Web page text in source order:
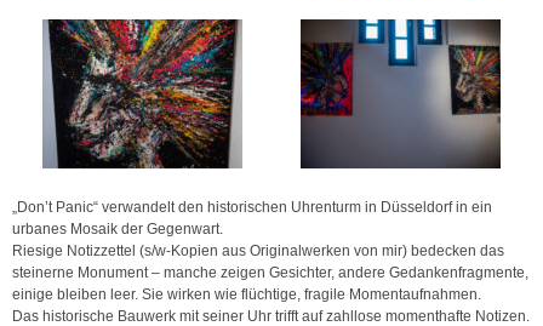
„Don’t Panic“ verwandelt den historischen Uhrenturm in Düsseldorf in ein
urbanes Mosaik der Gegenwart.
Riesige Notizzettel (s/w-Kopien aus Originalwerken von mir) bedecken das
steinerne Monument – manche zeigen Gesichter, andere Gedankenfragmente,
einige bleiben leer. Sie wirken wie flüchtige, fragile Momentaufnahmen.
Das historische Bauwerk mit seiner Uhr trifft auf zahllose momenthafte Notizen.